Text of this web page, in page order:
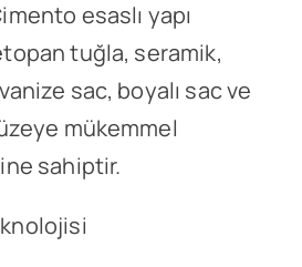
esaslı yapı
tuğla, seramik,
sac, boyalı sac ve
mükemmel
sahiptir.